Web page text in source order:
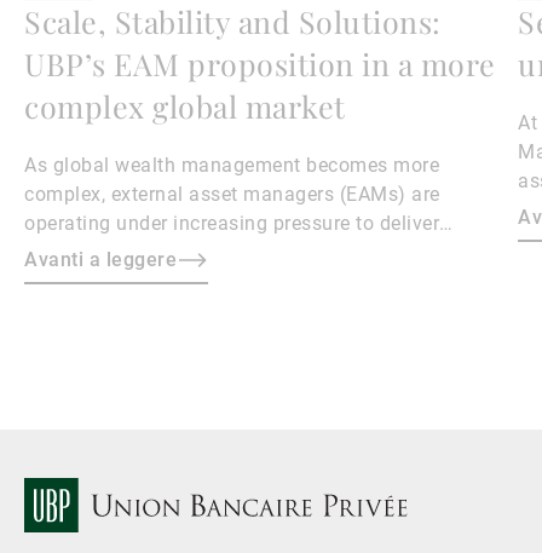
Scale, Stability and Solutions:
UBP’s EAM proposition in a more
complex global market
As global wealth management becomes more
complex, external asset managers (EAMs) are
operating under increasing pressure to deliver
performance, manage costs, and differentiate their
propositions.
Avanti a leggere
At
of